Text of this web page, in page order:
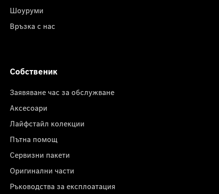
Шоуруми
Връзка с нас
Собственик
Заявяване час за обслужване
Аксесоари
Лайфстайл колекции
Пътна помощ
Сервизни пакети
Оригинални части
Ръководства за експлоатация